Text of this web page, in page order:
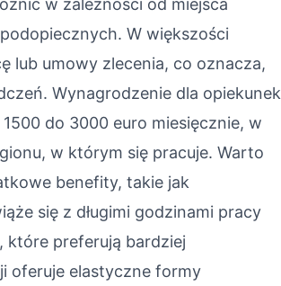
w zależności od miejsca
W większości
lub umowy zlecenia, co oznacza,
Wynagrodzenie dla opiekunek
do 3000 euro miesięcznie, w
w którym się pracuje. Warto
benefity, takie jak
się z długimi godzinami pracy
które preferują bardziej
oferuje elastyczne formy